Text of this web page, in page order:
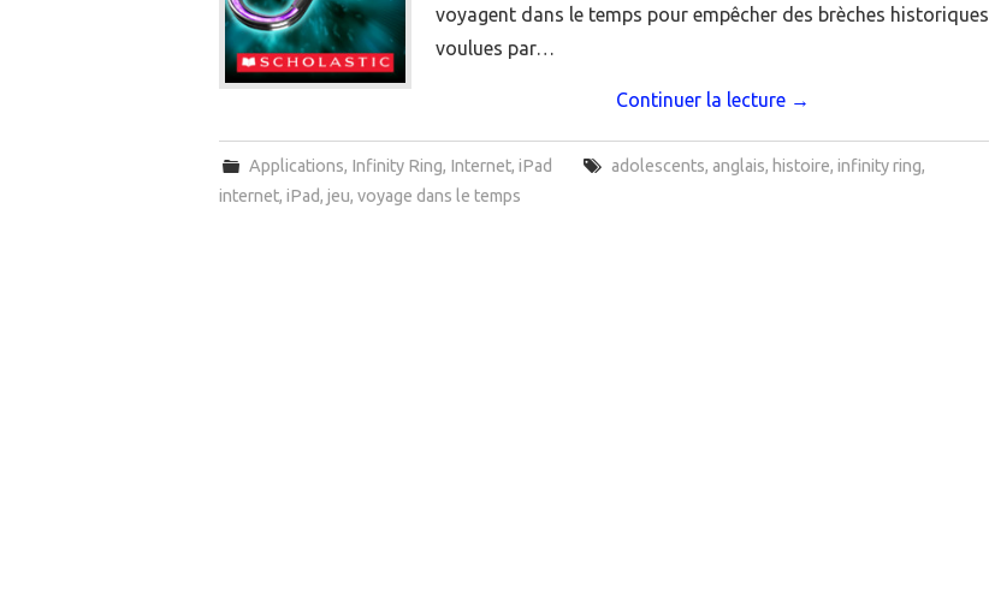
voyagent dans le temps pour empêcher des brèches historiques
voulues par…
Continuer la lecture →
Applications, Infinity Ring, Internet,iPad adolescents, anglais, histoire, infinity ring,
internet, iPad, jeu, voyage dans le temps